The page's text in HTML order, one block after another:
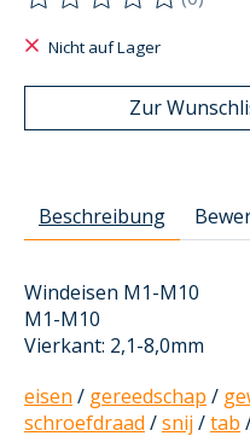
Die Bewertung dieses
Nicht auf Lager
Zur
Beschreibung
Windeisen M1-M10
M1-M10
Vierkant: 2,1-8,0mm
eisen / gereedschap /
schroefdraad /snij /tab